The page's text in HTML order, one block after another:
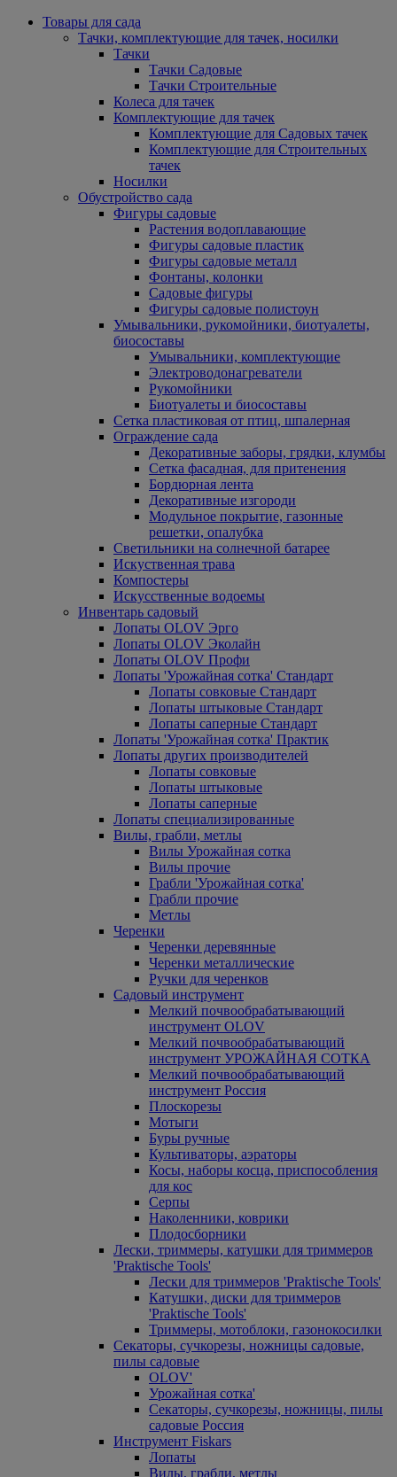
Товары для сада
Тачки, комплектующие для тачек, носилки
Тачки
Тачки Садовые
Тачки Строительные
Колеса для тачек
Комплектующие для тачек
Комплектующие для Садовых тачек
Комплектующие для Строительных
тачек
Носилки
Обустройство сада
Фигуры садовые
Растения водоплавающие
Фигуры садовые пластик
Фигуры садовые металл
Фонтаны, колонки
Садовые фигуры
Фигуры садовые полистоун
Умывальники, рукомойники, биотуалеты,
биосоставы
Умывальники, комплектующие
Электроводонагреватели
Рукомойники
Биотуалеты и биосоставы
Сетка пластиковая от птиц, шпалерная
Ограждение сада
Декоративные заборы, грядки, клумбы
Сетка фасадная, для притенения
Бордюрная лента
Декоративные изгороди
Модульное покрытие, газонные
решетки, опалубка
Светильники на солнечной батарее
Искуственная трава
Компостеры
Искусственные водоемы
Инвентарь садовый
Лопаты OLOV Эрго
Лопаты OLOV Эколайн
Лопаты OLOV Профи
Лопаты 'Урожайная сотка' Стандарт
Лопаты совковые Стандарт
Лопаты штыковые Стандарт
Лопаты саперные Стандарт
Лопаты 'Урожайная сотка' Практик
Лопаты других производителей
Лопаты совковые
Лопаты штыковые
Лопаты саперные
Лопаты специализированные
Вилы, грабли, метлы
Вилы Урожайная сотка
Вилы прочие
Грабли 'Урожайная сотка'
Грабли прочие
Метлы
Черенки
Черенки деревянные
Черенки металлические
Ручки для черенков
Садовый инструмент
Мелкий почвообрабатывающий
инструмент OLOV
Мелкий почвообрабатывающий
инструмент УРОЖАЙНАЯ СОТКА
Мелкий почвообрабатывающий
инструмент Россия
Плоскорезы
Мотыги
Буры ручные
Культиваторы, аэраторы
Косы, наборы косца, приспособления
для кос
Серпы
Наколенники, коврики
Плодосборники
Лески, триммеры, катушки для триммеров
'Praktische Tools'
Лески для триммеров 'Praktische Tools'
Катушки, диски для триммеров
'Praktische Tools'
Триммеры, мотоблоки, газонокосилки
Секаторы, сучкорезы, ножницы садовые,
пилы садовые
OLOV'
Урожайная сотка'
Секаторы, сучкорезы, ножницы, пилы
садовые Россия
Инструмент Fiskars
Лопаты
Вилы, грабли, метлы